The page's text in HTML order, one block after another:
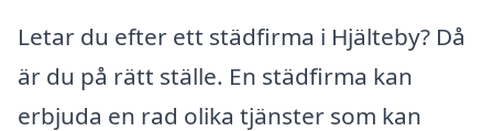
Letar du efter ett städfirma i Hjälteby? Då
är du på rätt ställe. En städfirma kan
erbjuda en rad olika tjänster som kan